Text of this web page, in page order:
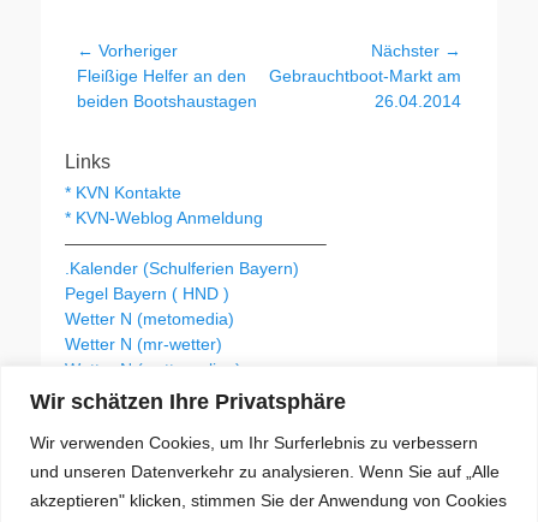
Wir schätzen Ihre Privatsphäre
Wir verwenden Cookies, um Ihr Surferlebnis zu verbessern
und unseren Datenverkehr zu analysieren. Wenn Sie auf „Alle
akzeptieren" klicken, stimmen Sie der Anwendung von Cookies
Beitragsnavigation
← Vorheriger
Vorheriger
Beitrag:
Fleißige Helfer an den
beiden Bootshaustagen
Nächster →
Nächster
Gebrauchtboot-Markt am
26.04.2014
Links
* KVN Kontakte
* KVN-Weblog Anmeldung
———————————————–
.Kalender (Schulferien Bayern)
Pegel Bayern ( HND )
Wetter N (metomedia)
Wetter N (mr-wetter)
Wetter N (wetteronline)
KVN Newsletter
Your email: